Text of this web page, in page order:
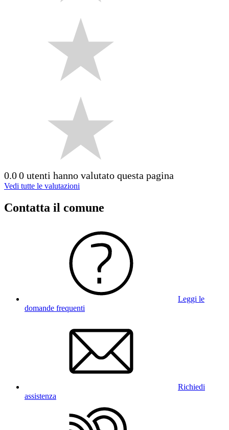
0.00 utenti hanno valutato questa pagina
Vedi tutte le valutazioni
Contatta il comune
Leggi le
domande frequenti
Richiedi
assistenza